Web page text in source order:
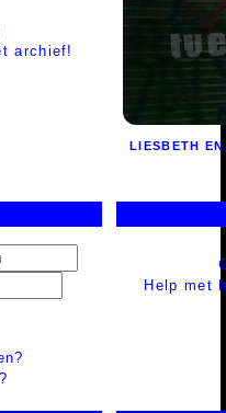
archief!
LIESBETH
Help met